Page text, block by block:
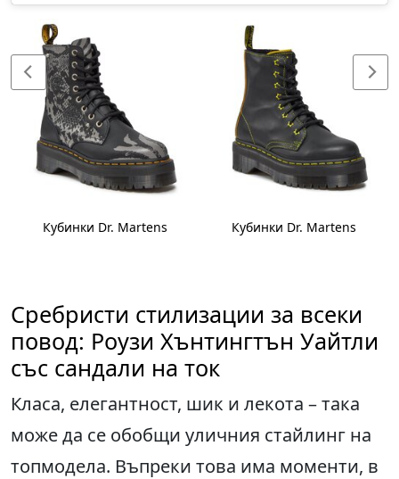
Кубинки Dr. Martens Кубинки Dr. Martens
Сребристи стилизации за всеки
повод: Роузи Хънтингтън Уайтли
със сандали на ток
Класа, елегантност, шик и лекота – така
може да се обобщи уличния стайлинг на
топмодела. Въпреки това има моменти, в